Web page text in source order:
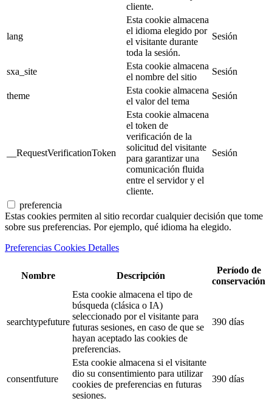
cliente.
lang
Esta cookie almacena
el idioma elegido por
el visitante durante
toda la sesión.
Sesión
sxa_site
Esta cookie almacena
el nombre del sitio
Sesión
theme
Esta cookie almacena
el valor del tema
Sesión
__RequestVerificationToken
Esta cookie almacena
el token de
verificación de la
solicitud del visitante
para garantizar una
comunicación fluida
entre el servidor y el
cliente.
Sesión
preferencia
Estas cookies permiten al sitio recordar cualquier decisión que tome
sobre sus preferencias. Por ejemplo, qué idioma ha elegido.
Preferencias Cookies Detalles
Nombre Descripción
Período de
conservación
searchtypefuture
Esta cookie almacena el tipo de
búsqueda (clásica o IA)
seleccionado por el visitante para
futuras sesiones, en caso de que se
hayan aceptado las cookies de
preferencias.
390 días
consentfuture
Esta cookie almacena si el visitante
dio su consentimiento para utilizar
cookies de preferencias en futuras
sesiones.
390 días